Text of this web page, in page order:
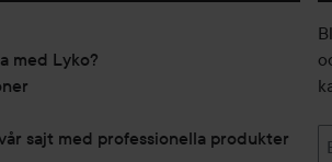
med Lyko?
sajt med professionella produkter